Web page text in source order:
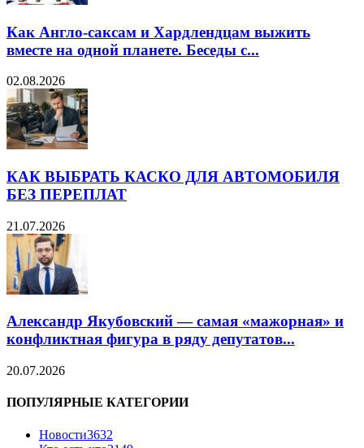
Как Англо-саксам и Хардлендцам выжить
вместе на одной планете. Беседы с...
02.08.2026
КАК ВЫБРАТЬ КАСКО ДЛЯ АВТОМОБИЛЯ
БЕЗ ПЕРЕПЛАТ
21.07.2026
Александр Якубовский — самая «мажорная» и
конфликтная фигура в ряду депутатов...
20.07.2026
ПОПУЛЯРНЫЕ КАТЕГОРИИ
Новости3632